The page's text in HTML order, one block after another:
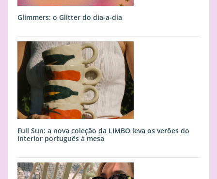
Glimmers: o Glitter do dia-a-dia
Full Sun: a nova coleção da LIMBO leva os verões do
interior português à mesa